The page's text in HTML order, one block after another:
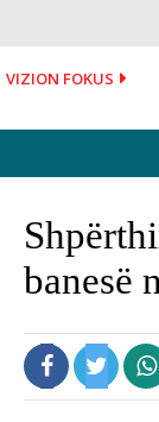
VIZION FOKUS
banesë